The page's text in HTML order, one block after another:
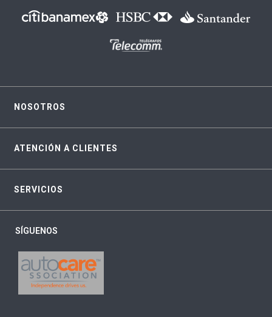
NOSOTROS
ATENCIÓN A CLIENTES
SERVICIOS
SÍGUENOS